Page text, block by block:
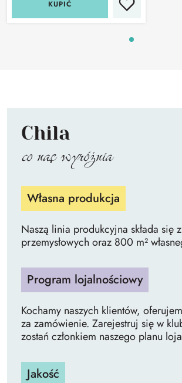
KUPIĆ
Chila
co nas wyróżnia
Własna produkcja
Naszą linia produkcyjna składa się
przemysłowych oraz 800 m²
Program lojalnościowy
Kochamy naszych klientów,
za zamówienie. Zarejestruj się w
zostań członkiem naszego planu
Jakość